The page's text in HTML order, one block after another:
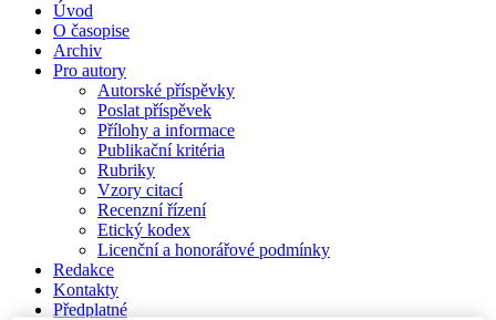
Úvod
O časopise
Archiv
Pro autory
Autorské příspěvky
Poslat příspěvek
Přílohy a informace
Publikační kritéria
Rubriky
Vzory citací
Recenzní řízení
Etický kodex
Licenční a honorářové podmínky
Redakce
Kontakty
Předplatné